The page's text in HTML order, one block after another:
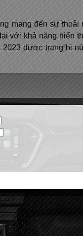
mang đến sự
với khả năng hiển
được trang bị